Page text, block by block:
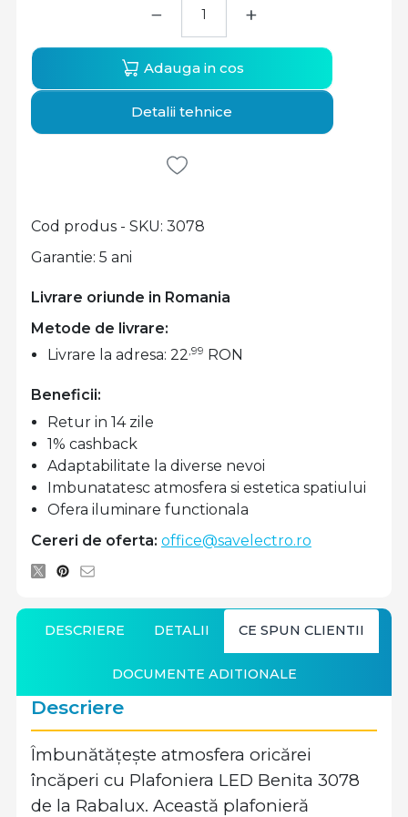
Livrare oriunde in Romania
Cod produs - SKU 3078
Metode de livrare:
Livrare la adresa: 22,99 RON
− +
Adauga in cos
Detalii tehnice
Garantie: 5 ani
Beneficii:
Retur in 14 zile
1% cashback
Adaptabilitate la diverse nevoi
Imbunatatesc atmosfera si estetica spatiului
Ofera iluminare functionala
Cereri de oferta: office@savelectro.ro
DESCRIERE DETALII CE SPUN CLIENTII
DOCUMENTE ADITIONALE
Descriere
Îmbunătățește atmosfera oricărei
încăperi cu Plafoniera LED Benita 3078
de la Rabalux. Această plafonieră